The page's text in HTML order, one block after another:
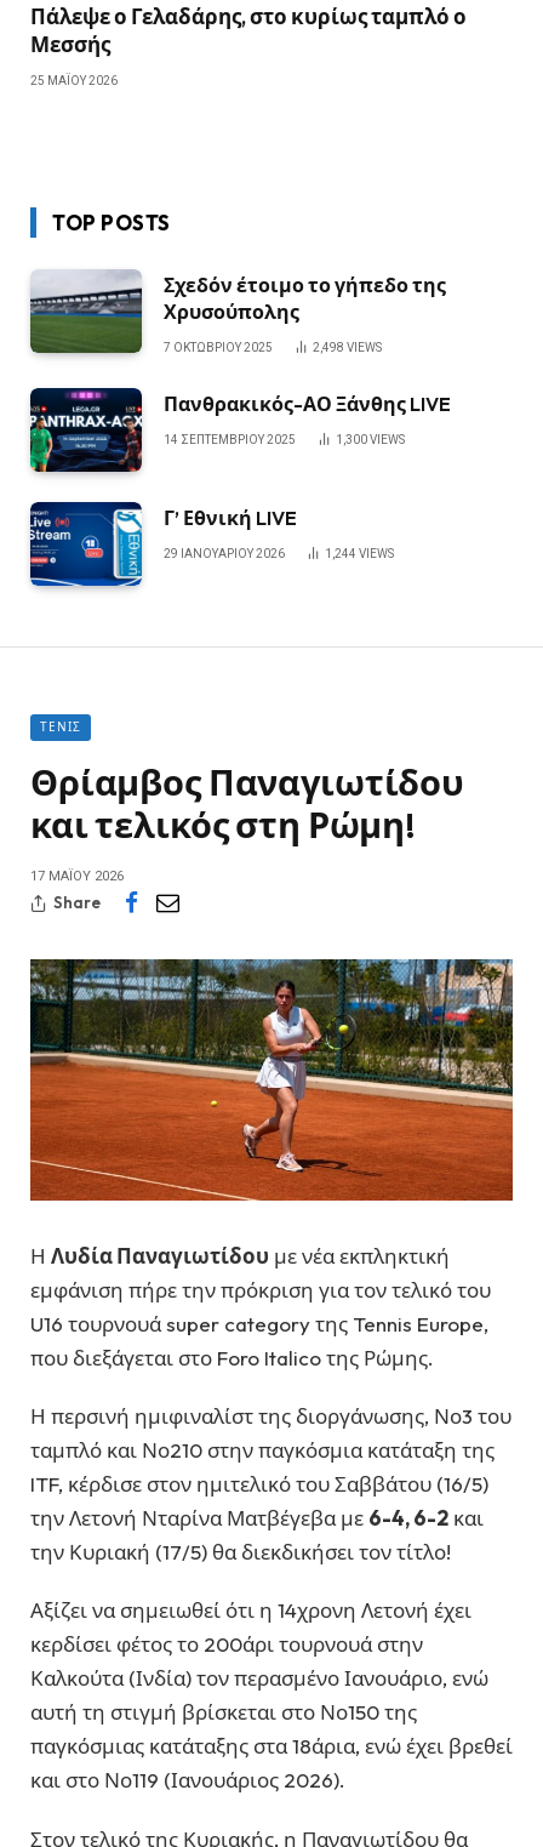
Πάλεψε ο Γελαδάρης, στο κυρίως ταμπλό ο
Μεσσής
25 ΜΑΪ́ΟΥ 2026
TOP POSTS
Σχεδόν έτοιμο το γήπεδο της
Χρυσούπολης
7 ΟΚΤΩΒΡΊΟΥ 2025 2,498 VIEWS
Πανθρακικός-ΑΟ Ξάνθης LIVE
14 ΣΕΠΤΕΜΒΡΊΟΥ 2025 1,300VIEWS
Γ’ Εθνική LIVE
29 ΙΑΝΟΥΑΡΊΟΥ 2026 1,244 VIEWS
ΤΈΝΙΣ
Θρίαμβος Παναγιωτίδου
και τελικός στη Ρώμη!
17 ΜΑΪ́ΟΥ 2026
Share
Η Λυδία Παναγιωτίδου με νέα εκπληκτική
εμφάνιση πήρε την πρόκριση για τον τελικό του
U16 τουρνουά super category της Tennis Europe,
που διεξάγεται στο Foro Italico της Ρώμης.
Η περσινή ημιφιναλίστ της διοργάνωσης, Νο3 του
ταμπλό και Νο210 στην παγκόσμια κατάταξη της
ITF, κέρδισε στον ημιτελικό του Σαββάτου (16/5)
την Λετονή Νταρίνα Ματβέγεβα με 6-4, 6-2 και
την Κυριακή (17/5) θα διεκδικήσει τον τίτλο!
Αξίζει να σημειωθεί ότι η 14χρονη Λετονή έχει
κερδίσει φέτος το 200άρι τουρνουά στην
Καλκούτα (Ινδία) τον περασμένο Ιανουάριο, ενώ
αυτή τη στιγμή βρίσκεται στο Νο150 της
παγκόσμιας κατάταξης στα 18άρια, ενώ έχει βρεθεί
και στο Νο119 (Ιανουάριος 2026).
Στον τελικό της Κυριακής, η Παναγιωτίδου θα